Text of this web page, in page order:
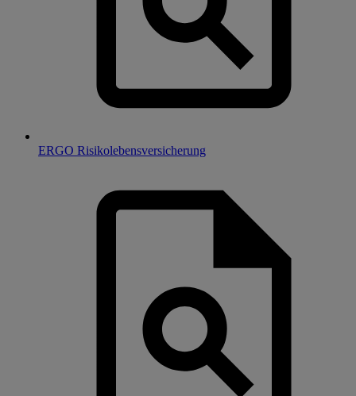
ERGO Risikolebensversicherung